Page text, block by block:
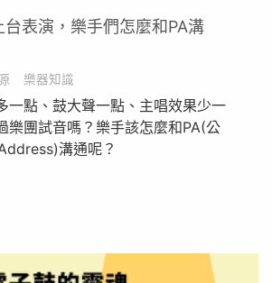
台表演，樂手們怎麼和PA溝
樂器知識
一點、鼓大聲一點、主唱效果少一
團試音嗎？樂手該怎麼和PA(公
溝通呢？